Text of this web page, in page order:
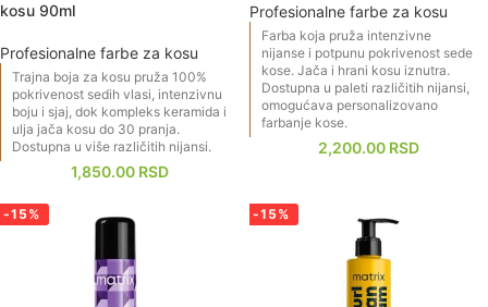
kosu 90ml
Profesionalne farbe za kosu
1,850.00 RSD
​Trajna boja za kosu pruža 100%
pokrivenost sedih vlasi, intenzivnu
boju i sjaj, dok kompleks keramida i
ulja jača kosu do 30 pranja.
Dostupna u više različitih nijansi.
Profesionalne farbe za kosu
2,200.00 RSD
Farba koja pruža intenzivne
nijanse i potpunu pokrivenost sede
kose. Jača i hrani kosu iznutra.
Dostupna u paleti različitih nijansi,
omogućava personalizovano
farbanje kose.
-15% -15%